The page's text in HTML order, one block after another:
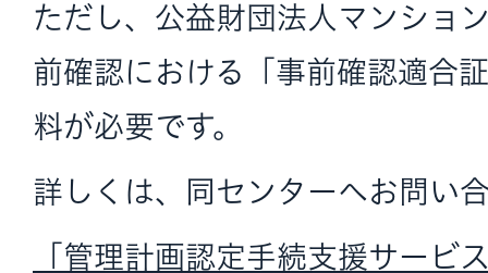
ただし、公益財団法人マンショ
前確認における「事前確認適合
料が必要です。
詳しくは、同センターへお問い
「管理計画認定手続支援サービ